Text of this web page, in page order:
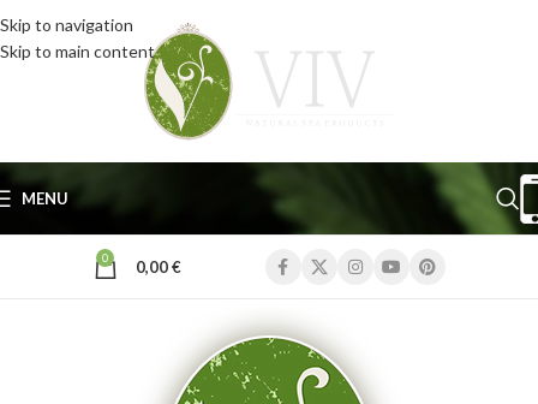
Skip to navigation
Skip to main content
MENU
0 0,00€